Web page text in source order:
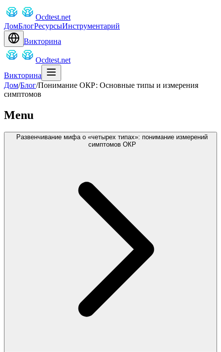
Ocdtest.net
ДомБлогРесурсыИнструментарий
Викторина
Ocdtest.net
Викторина
Дом/Блог/Понимание ОКР: Основные типы и измерения
симптомов
Menu
Развенчивание мифа о «четырех типах»: понимание измерений
симптомов ОКР